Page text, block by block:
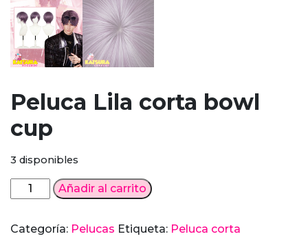
Peluca Lila corta bowl
cup
3 disponibles
Peluca
Lila
bowl
Añadir al carrito
Categoría: Pelucas Etiqueta: Peluca corta